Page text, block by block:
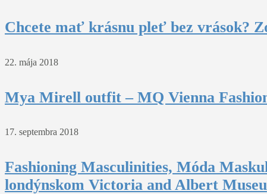
Chcete mať krásnu pleť bez vrások?
22. mája 2018
Mya Mirell outfit – MQ Vienna
17. septembra 2018
Fashioning Masculinities, Móda
londýnskom Victoria and Albert Museu